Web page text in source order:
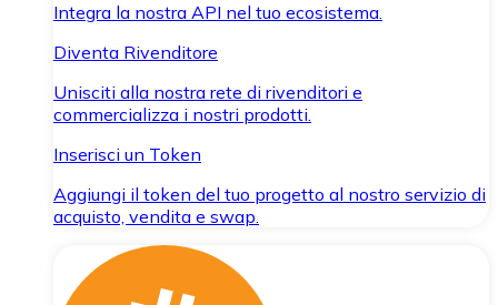
Integra la nostra API nel tuo ecosistema.
Diventa Rivenditore
Unisciti alla nostra rete di rivenditori e
commercializza i nostri prodotti.
Inserisci un Token
Aggiungi il token del tuo progetto al nostro servizio di
acquisto, vendita e swap.